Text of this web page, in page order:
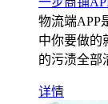
物流端APP
中你要做的
的污渍全部
详情